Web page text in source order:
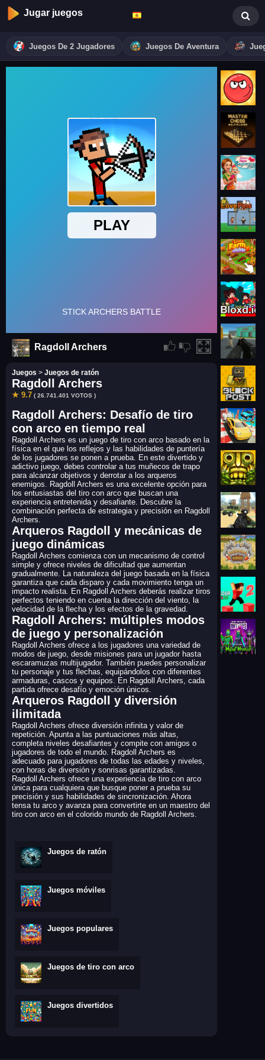
Jugar juegos
Juegos De 2 Jugadores Juegos De Aventura
Ragdoll Archers
Juegos > Juegos de ratón
Ragdoll Archers
★ 9.7 ( 26.741.401 VOTOS )
Ragdoll Archers: Desafío de tiro
con arco en tiempo real
Ragdoll Archers es un juego de tiro con arco basado en la
física en el que los reflejos y las habilidades de puntería
de los jugadores se ponen a prueba. En este divertido y
adictivo juego, debes controlar a tus muñecos de trapo
para alcanzar objetivos y derrotar a los arqueros
enemigos. Ragdoll Archers es una excelente opción para
los entusiastas del tiro con arco que buscan una
experiencia entretenida y desafiante. Descubre la
combinación perfecta de estrategia y precisión en Ragdoll
Archers.
Arqueros Ragdoll y mecánicas de
juego dinámicas
Ragdoll Archers comienza con un mecanismo de control
simple y ofrece niveles de dificultad que aumentan
gradualmente. La naturaleza del juego basada en la física
garantiza que cada disparo y cada movimiento tenga un
impacto realista. En Ragdoll Archers deberás realizar tiros
perfectos teniendo en cuenta la dirección del viento, la
velocidad de la flecha y los efectos de la gravedad.
Ragdoll Archers: múltiples modos
de juego y personalización
Ragdoll Archers ofrece a los jugadores una variedad de
modos de juego, desde misiones para un jugador hasta
escaramuzas multijugador. También puedes personalizar
tu personaje y tus flechas, equipándolos con diferentes
armaduras, cascos y equipos. En Ragdoll Archers, cada
partida ofrece desafío y emoción únicos.
Arqueros Ragdoll y diversión
ilimitada
Ragdoll Archers ofrece diversión infinita y valor de
repetición. Apunta a las puntuaciones más altas,
completa niveles desafiantes y compite con amigos o
jugadores de todo el mundo. Ragdoll Archers es
adecuado para jugadores de todas las edades y niveles,
con horas de diversión y sonrisas garantizadas.
Ragdoll Archers ofrece una experiencia de tiro con arco
única para cualquiera que busque poner a prueba su
precisión y sus habilidades de sincronización. Ahora
tensa tu arco y avanza para convertirte en un maestro del
tiro con arco en el colorido mundo de Ragdoll Archers.
Juegos de ratón
Juegos móviles
Juegos populares
Juegos de tiro con arco
Juegos divertidos